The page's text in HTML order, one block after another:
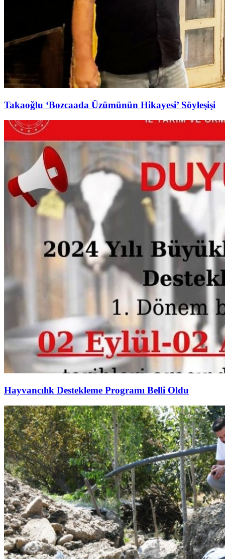
Takaoğlu ‘Bozcaada Üzümünün Hikayesi’ Söyleşişi
Hayvancılık Destekleme Programı Belli Oldu